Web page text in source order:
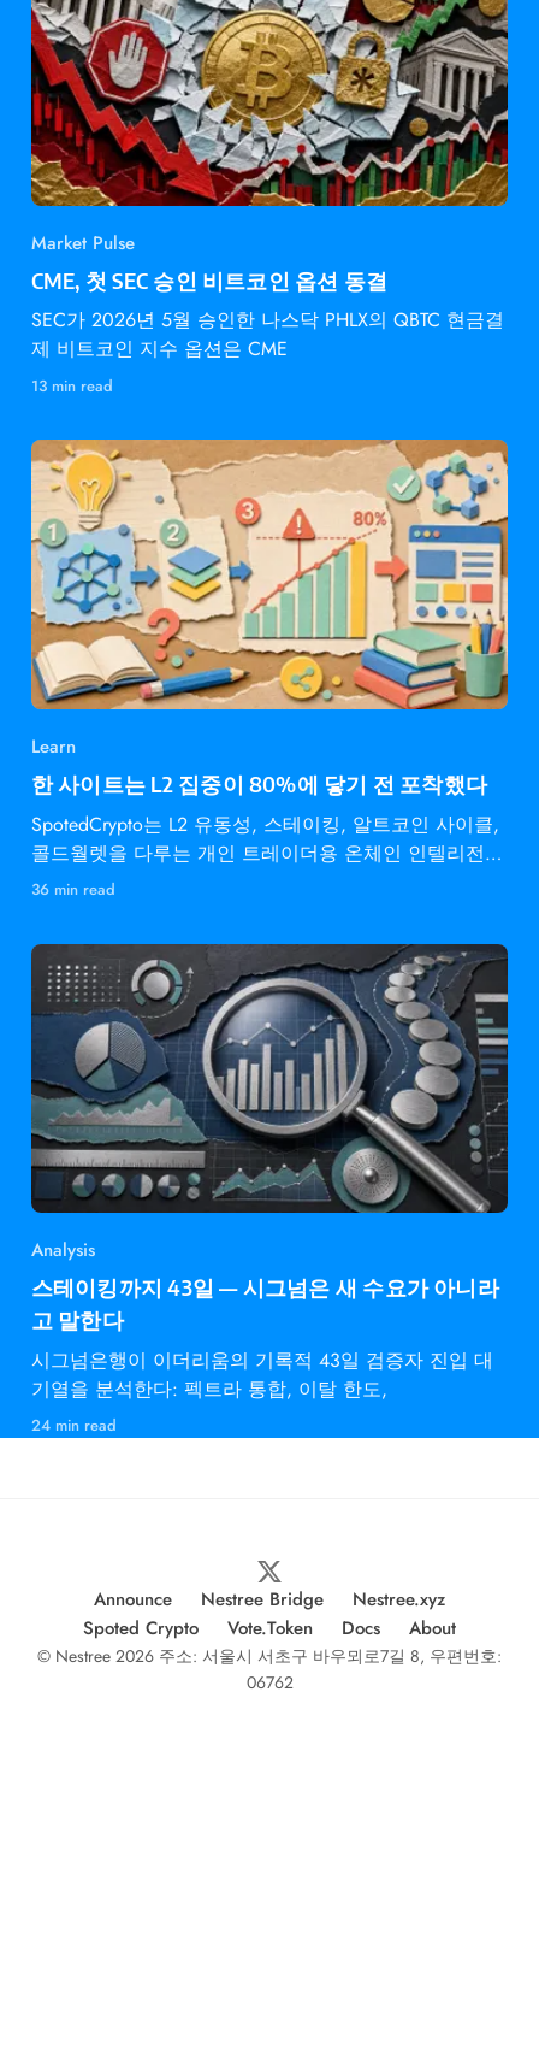
Market Pulse
CME, 첫 SEC 승인 비트코인 옵션 동결
SEC가 2026년 5월 승인한 나스닥 PHLX의 QBTC 현금결
제 비트코인 지수 옵션은 CME
13 min read
Learn
한 사이트는 L2 집중이 80%에 닿기 전 포착했다
SpotedCrypto는 L2 유동성, 스테이킹, 알트코인 사이클,
콜드월렛을 다루는 개인 트레이더용 온체인 인텔리전스
다.
36 min read
Analysis
스테이킹까지 43일 — 시그넘은 새 수요가 아니라
고 말한다
시그넘은행이 이더리움의 기록적 43일 검증자 진입 대
기열을 분석한다: 펙트라 통합, 이탈 한도,
24 min read
Announce Nestree Bridge
Nestree.xyz
Spoted Crypto
Vote.Token Docs About
© Nestree 2026 주소: 서울시 서초구 바우뫼로7길 8, 우편번호:
06762